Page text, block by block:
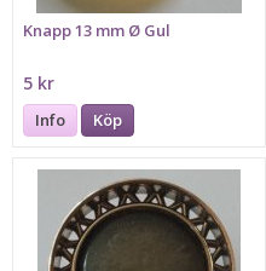
Knapp 13 mm Ø Gul
5 kr
Info Köp